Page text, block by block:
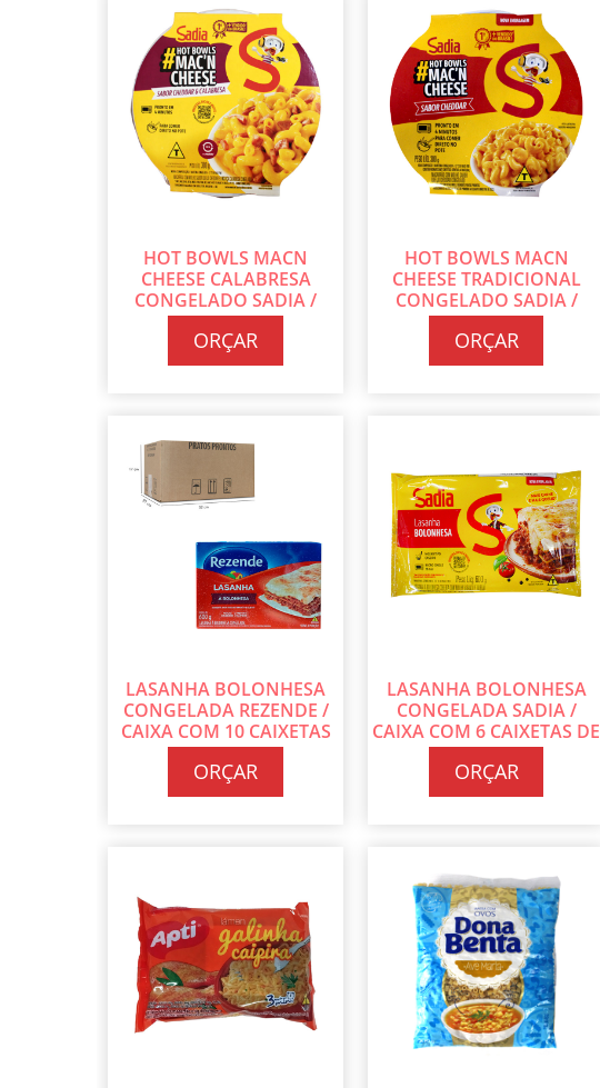
HOT BOWLS MACN
CHEESE CALABRESA
CONGELADO SADIA /
CAIXA COM 9 UN DE 300G
CADA
ORÇAR
HOT BOWLS MACN
CHEESE TRADICIONAL
CONGELADO SADIA /
CAIXA COM 9 UN DE 300G
CADA
ORÇAR
LASANHA BOLONHESA
CONGELADA REZENDE /
CAIXA COM 10 CAIXETAS
DE 600G CADA
ORÇAR
LASANHA BOLONHESA
CONGELADA SADIA /
CAIXA COM 6 CAIXETAS DE
600G CADA
ORÇAR